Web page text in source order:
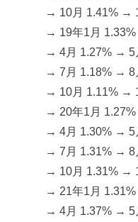
→ 10月 1.41% → 11
→ 19年1月 1.33% →
→ 4月 1.27% → 5月
→ 7月 1.18% → 8月
→ 10月 1.11% → 11
→ 20年1月 1.27% →
→ 4月 1.30% → 5月
→ 7月 1.31% → 8月
→ 10月 1.31% → 11
→ 21年1月 1.31% →
→ 4月 1.37% → 5月